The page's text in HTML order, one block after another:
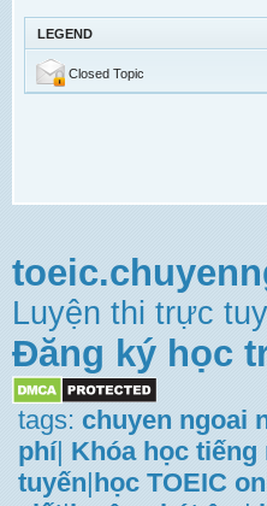
LEGEND
Closed Topic
Luyện thi trực
Đăng ký học
tags: chuyen ngoai
phí| Khóa học
tuyến|học TOEIC